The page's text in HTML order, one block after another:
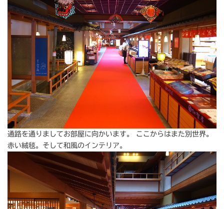
通路を通りましてお部屋に向かいます。 ここからはまた別世界。
赤い絨毯。そして和風のインテリア。